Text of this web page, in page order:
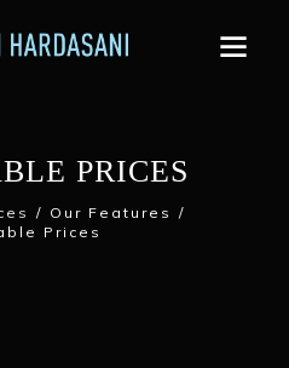
PRICES
Our Features
Prices